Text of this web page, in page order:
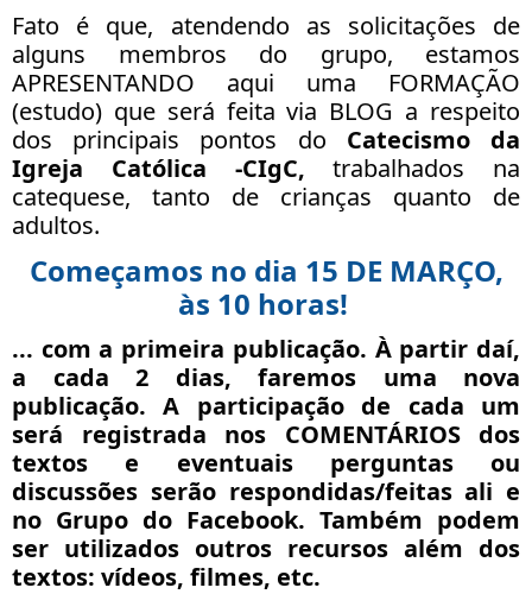
Fato é que, atendendo as solicitações de
alguns membros do grupo, estamos
APRESENTANDO aqui uma FORMAÇÃO
(estudo) que será feita via BLOG a respeito
dos principais pontos do Catecismo da
Igreja Católica -CIgC,trabalhados na
catequese, tanto de crianças quanto de
adultos.
Começamos no dia 15 DE MARÇO,
às 10 horas!
... com a primeira publicação. À partir daí,
a cada 2 dias, faremos uma nova
publicação. A participação de cada um
será registrada nos COMENTÁRIOS dos
textos e eventuais perguntas ou
discussões serão respondidas/feitas ali e
no Grupo do Facebook. Também podem
ser utilizados outros recursos além dos
textos: vídeos, filmes, etc.